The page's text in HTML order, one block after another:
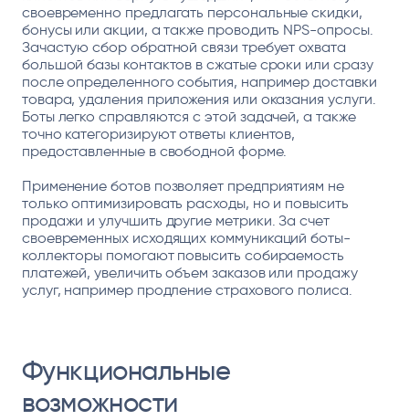
своевременно предлагать персональные скидки,
бонусы или акции, а также проводить NPS-опросы.
Зачастую сбор обратной связи требует охвата
большой базы контактов в сжатые сроки или сразу
после определенного события, например доставки
товара, удаления приложения или оказания услуги.
Боты легко справляются с этой задачей, а также
точно категоризируют ответы клиентов,
предоставленные в свободной форме.
Применение ботов позволяет предприятиям не
только оптимизировать расходы, но и повысить
продажи и улучшить другие метрики. За счет
своевременных исходящих коммуникаций боты-
коллекторы помогают повысить собираемость
платежей, увеличить объем заказов или продажу
услуг, например продление страхового полиса.
Функциональные
возможности